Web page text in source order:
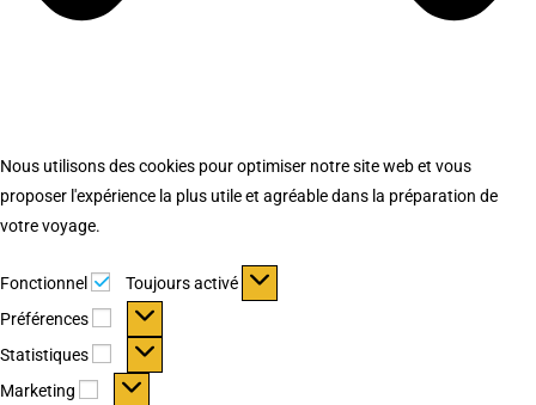
Nous utilisons des cookies pour optimiser notre site web et vous
proposer l'expérience la plus utile et agréable dans la préparation de
votre voyage.
Fonctionnel Fonctionnel
Toujours activé
Préférences
Préférences
Statistiques Statistiques
Marketing Marketing